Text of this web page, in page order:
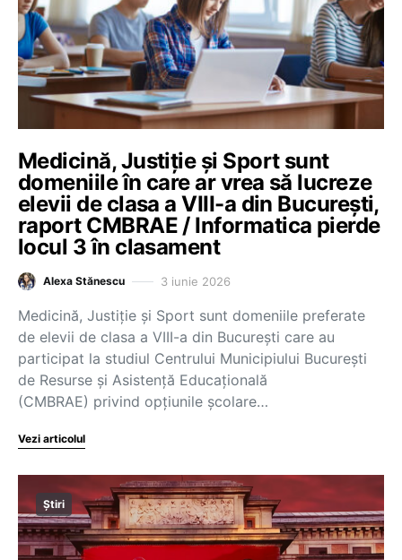
Medicină, Justiție și Sport sunt
domeniile în care ar vrea să lucreze
elevii de clasa a VIII-a din București,
raport CMBRAE / Informatica pierde
locul 3 în clasament
Alexa Stănescu 3 iunie 2026
Medicină, Justiție și Sport sunt domeniile preferate
de elevii de clasa a VIII-a din București care au
participat la studiul Centrului Municipiului București
de Resurse și Asistență Educațională
(CMBRAE) privind opțiunile școlare…
Vezi articolul
Știri